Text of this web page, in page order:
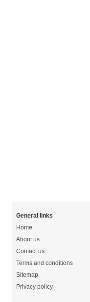
General links
Home
About us
Contact us
Terms and conditions
Sitemap
Privacy policy